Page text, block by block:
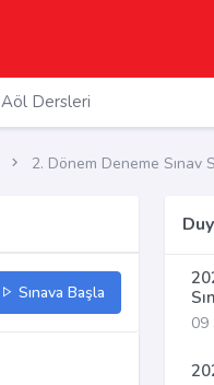
Aöl Dersleri
2. Dönem Deneme Sınav
Sınava Başla
09